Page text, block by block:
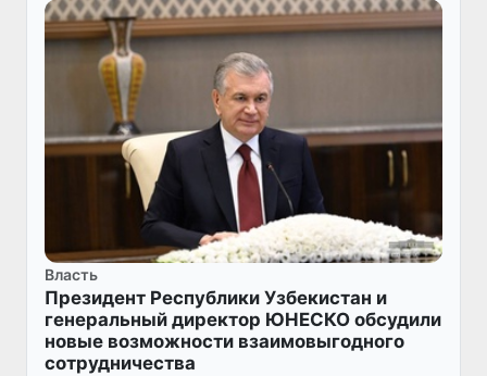
Власть
Президент Республики Узбекистан и
генеральный директор ЮНЕСКО обсудили
новые возможности взаимовыгодного
сотрудничества